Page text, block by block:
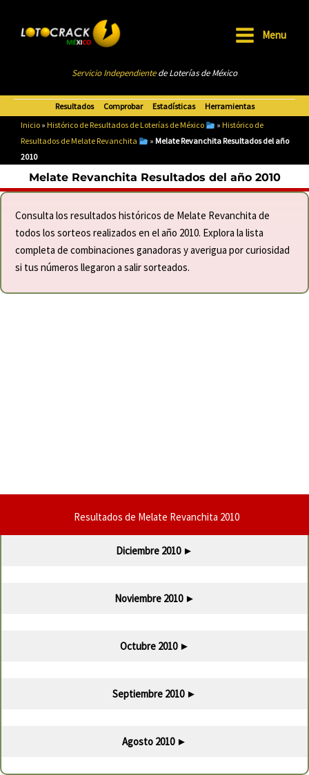
Main
Menu
Menu
Servicio Independientede Loterías de México
Resultados Comprobar Estadísticas
Herramientas
Inicio » Histórico de Resultados de Loterías de México » Histórico de
Resultados de Melate Revanchita
» Melate Revanchita Resultados del año
2010
Melate Revanchita Resultados del año 2010
Consulta los resultados históricos de Melate Revanchita de
todos los sorteos realizados en el año 2010. Explora la lista
completa de combinaciones ganadoras y averigua por curiosidad
si tus números llegaron a salir sorteados.
Resultados de Melate Revanchita 2010
Diciembre 2010 ►
Noviembre 2010 ►
Octubre 2010 ►
Septiembre 2010 ►
Agosto 2010 ►